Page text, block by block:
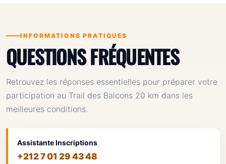
INFORMATIONS PRATIQUES
QUESTIONS FRÉQUENTES
Retrouvez les réponses essentielles pour préparer votre
participation au Trail des Balcons 20 km dans les
meilleures conditions.
Assistante Inscriptions
+212 7 01 29 43 48